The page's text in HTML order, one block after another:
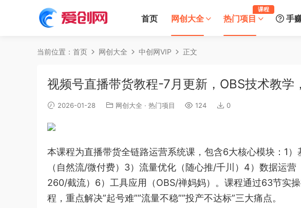
首页 网创大全 热门项目
课程
手
当前位置： 首页 网创大全 中创网VIP 正文
视频号直播带货教程-7月更新，OBS技术教学
2026-01-28 网创大全 · 热门项目 124 0
本课程为直播带货全链路运营系统课，包含6大核心模块：1
（自然流/微付费）3）流量优化（随心推/千川）4）数据运
260/截流）6）工具应用（OBS/禅妈妈）。课程通过63节实
程，重点解决”起号难””流量不稳””投产不达标”三大痛点。